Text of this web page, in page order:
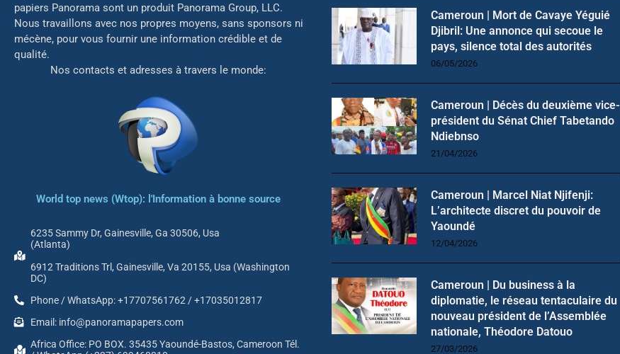
papiers Panorama sont un produit Panorama Group, LLC.
Nous travaillons avec nos propres moyens, sans sponsors ni
mécène, pour vous fournir une information crédible et de
qualité.
Nos contacts et adresses à travers le monde:
World top news (Wtop): l'Information à bonne source
6235 Sammy Dr, Gainesville, Ga 30506, Usa
(Atlanta)
6912 Traditions Trl, Gainesville, Va 20155, Usa (Washington
DC)
Phone / WhatsApp: +17707561762 / +17035012817
Email: info@panoramapapers.com
Africa Office: PO BOX. 35435 Yaoundé-Bastos, Cameroon Tél.
Cameroun | Mort de Cavaye Yéguié
Djibril: Une annonce qui secoue le
pays, silence total des autorités
06/05/2026
Cameroun | Décès du deuxième vice-
président du Sénat Chief Tabetando
Ndiebnso
21/04/2026
Cameroun | Marcel Niat Njifenji:
L’architecte discret du pouvoir de
Yaoundé
12/04/2026
Cameroun | Du business à la
diplomatie, le réseau tentaculaire du
nouveau président de l’Assemblée
nationale, Théodore Datouo
27/03/2026